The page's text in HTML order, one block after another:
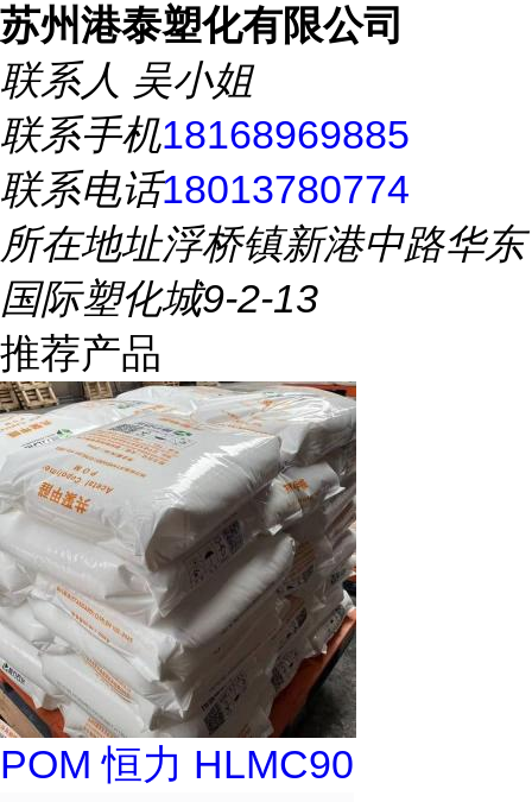
苏州港泰塑化有限公司
联系人 吴小姐
联系手机18168969885
联系电话18013780774
所在地址浮桥镇新港中路华东
国际塑化城9-2-13
推荐产品
POM 恒力 HLMC90